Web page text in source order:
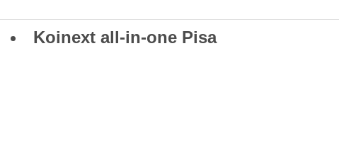
Koinext all-in-one Pisa